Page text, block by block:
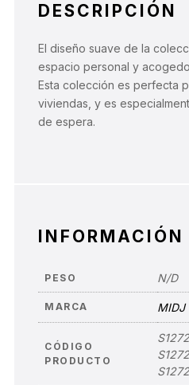
DESCRIPCIÓN
El diseño suave de la
espacio personal y
Esta colección es perfecta
viviendas, y es
de espera.
PESO N/D
MARCA MIDJ
CÓDIGO
PRODUCTO